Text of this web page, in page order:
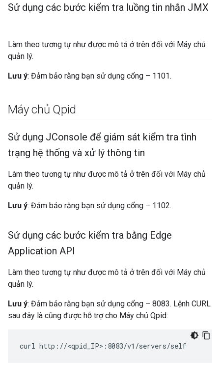
Sử dụng các bước kiểm tra luồng tin nhắn JMX
Làm theo tương tự như được mô tả ở trên đối với Máy chủ
quản lý.
Lưu ý: Đảm bảo rằng bạn sử dụng cổng – 1101.
Máy chủ Qpid
Sử dụng JConsole để giám sát kiểm tra tình
trạng hệ thống và xử lý thông tin
Làm theo tương tự như được mô tả ở trên đối với Máy chủ
quản lý.
Lưu ý: Đảm bảo rằng bạn sử dụng cổng – 1102.
Sử dụng các bước kiểm tra bằng Edge
Application API
Làm theo tương tự như được mô tả ở trên đối với Máy chủ
quản lý.
Lưu ý: Đảm bảo rằng bạn sử dụng cổng – 8083. Lệnh CURL
sau đây là cũng được hỗ trợ cho Máy chủ Qpid:
curl http://<qpid_IP>:8083/v1/servers/self